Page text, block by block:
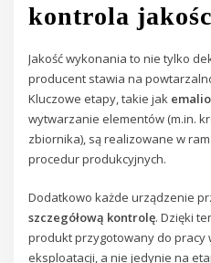
kontrola
Jakość wykonania to nie tylko
producent stawia na
Kluczowe etapy, takie jak
wytwarzanie elementów (m.in.
zbiornika), są realizowane w
procedur produkcyjnych.
Dodatkowo każde urządzenie
szczegółową kontrolę. Dzięki
produkt przygotowany do pracy
eksploatacji, a nie jedynie na